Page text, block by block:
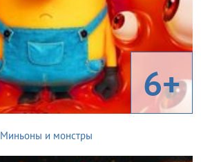
6+
Миньоны и монстры